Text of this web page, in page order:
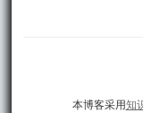
本博客采用知